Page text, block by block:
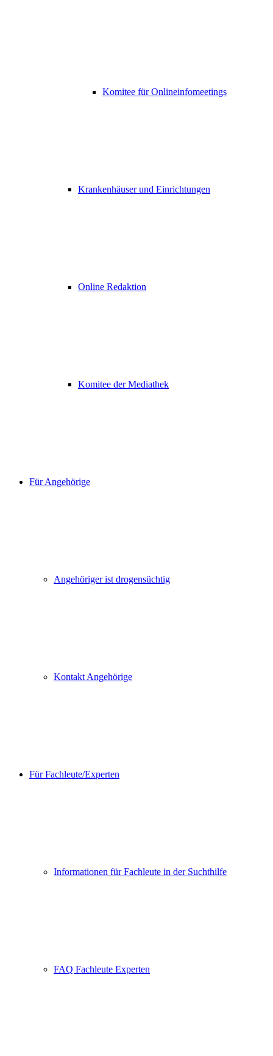
Komitee für Onlineinfomeetings
Krankenhäuser und Einrichtungen
Online Redaktion
Komitee der Mediathek
Für Angehörige
Angehöriger ist drogensüchtig
Kontakt Angehörige
Für Fachleute/Experten
Informationen für Fachleute in der Suchthilfe
FAQ Fachleute Experten